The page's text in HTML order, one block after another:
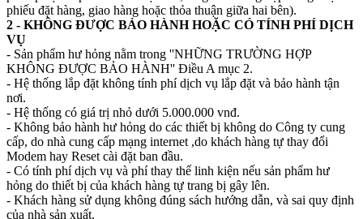
phiếu đặt hàng, giao hàng hoặc thỏa thuận giữa hai bên).
2 - KHÔNG ĐƯỢC BẢO HÀNH HOẶC CÓ TÍNH PHÍ DỊCH
VỤ
- Sản phẩm hư hỏng nằm trong ''NHỮNG TRƯỜNG HỢP
KHÔNG ĐƯỢC BẢO HÀNH'' Điều A mục 2.
- Hệ thống lắp đặt không tính phí dịch vụ lắp đặt và bảo hành tận
nơi.
- Hệ thống có giá trị nhỏ dưới 5.000.000 vnđ.
- Không bảo hành hư hỏng do các thiết bị không do Công ty cung
cấp, do nhà cung cấp mạng internet ,do khách hàng tự thay đổi
Modem hay Reset cài đặt ban đầu.
- Có tính phí dịch vụ và phí thay thế linh kiện nếu sản phẩm hư
hỏng do thiết bị của khách hàng tự trang bị gây lên.
- Khách hàng sử dụng không đúng sách hướng dẫn, và sai quy định
của nhà sản xuất.